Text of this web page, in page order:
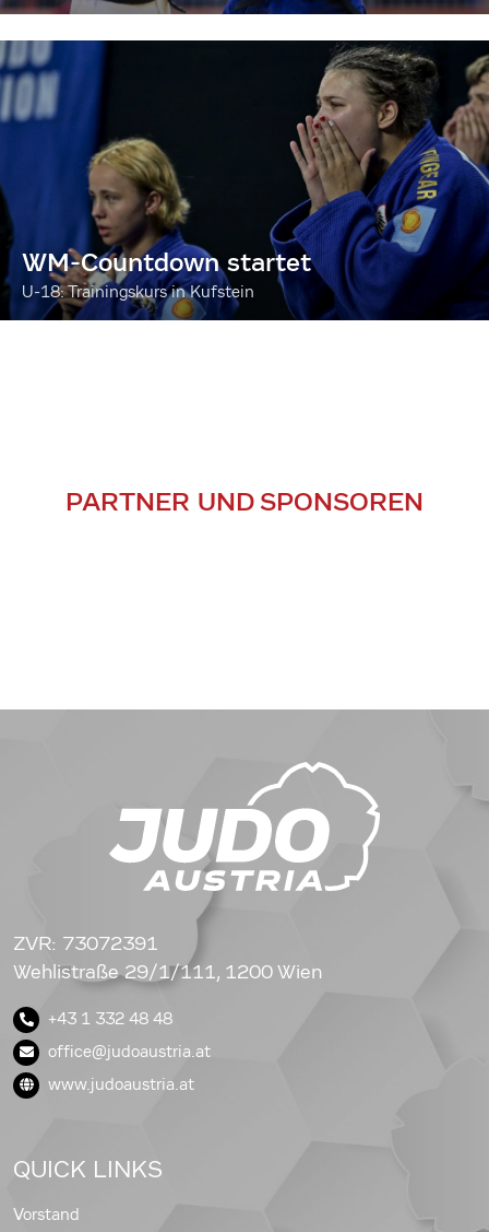
WM-Countdown startet
U-18: Trainingskurs in Kufstein
PARTNER UND SPONSOREN
ZVR: 73072391
Wehlistraße 29/1/111, 1200 Wien
+43 1 332 48 48
office@judoaustria.at
www.judoaustria.at
QUICK LINKS
Vorstand